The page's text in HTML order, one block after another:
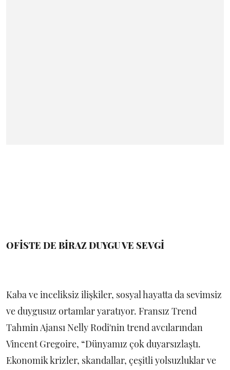
OFİSTE DE BİRAZ DUYGU VE SEVGİ
Kaba ve inceliksiz ilişkiler, sosyal hayatta da sevimsiz
ve duygusuz ortamlar yaratıyor. Fransız Trend
Tahmin Ajansı Nelly Rodi'nin trend avcılarından
Vincent Gregoire, “Dünyamız çok duyarsızlaştı.
Ekonomik krizler, skandallar, çeşitli yolsuzluklar ve